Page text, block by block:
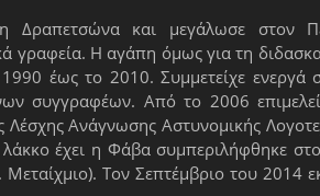
Δραπετσώνα και μεγάλωσε στον
γραφεία. Η αγάπη όμως για τη
έως το 2010. Συμμετείχε ενεργά
συγγραφέων. Από το 2006
Λέσχης Ανάγνωσης Αστυνομικής
έχει η Φάβα συμπεριλήφθηκε
Μεταίχμιο). Τον Σεπτέμβριο του